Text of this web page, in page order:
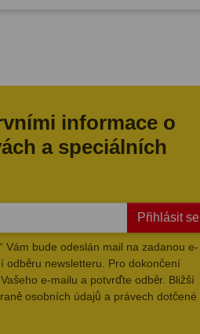
informace o
a speciálních
Přihlásit se
Vám bude odeslán mail na zadanou e-
odběru newsletteru. Pro dokončení
e-mailu a potvrďte odběr. Bližší
osobních údajů a právech dotčené